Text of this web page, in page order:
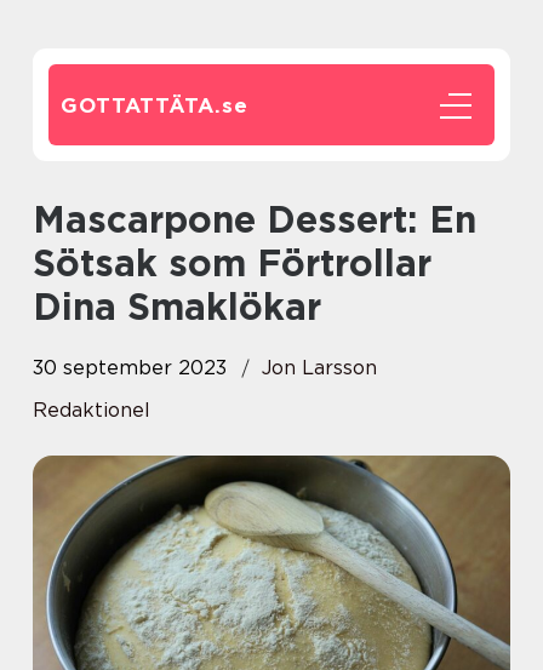
GOTTATTÄTA.se
Mascarpone Dessert: En
Sötsak som Förtrollar
Dina Smaklökar
30 september 2023
Jon Larsson
Redaktionel